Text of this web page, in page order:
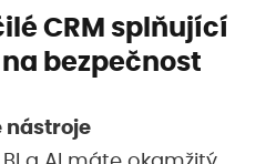
CRM splňující
bezpečnost
nástroje